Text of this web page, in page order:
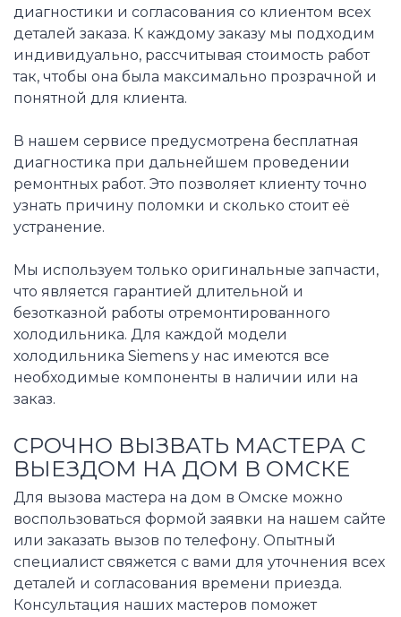
диагностики и согласования со клиентом всех
деталей заказа. К каждому заказу мы подходим
индивидуально, рассчитывая стоимость работ
так, чтобы она была максимально прозрачной и
понятной для клиента.
В нашем сервисе предусмотрена бесплатная
диагностика при дальнейшем проведении
ремонтных работ. Это позволяет клиенту точно
узнать причину поломки и сколько стоит её
устранение.
Мы используем только оригинальные запчасти,
что является гарантией длительной и
безотказной работы отремонтированного
холодильника. Для каждой модели
холодильника Siemens у нас имеются все
необходимые компоненты в наличии или на
заказ.
СРОЧНО ВЫЗВАТЬ МАСТЕРА С
ВЫЕЗДОМ НА ДОМ В ОМСКЕ
Для вызова мастера на дом в Омске можно
воспользоваться формой заявки на нашем сайте
или заказать вызов по телефону. Опытный
специалист свяжется с вами для уточнения всех
деталей и согласования времени приезда.
Консультация наших мастеров поможет